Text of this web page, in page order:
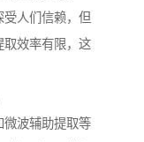
人们信赖，但
取效率有限，这
微波辅助提取等